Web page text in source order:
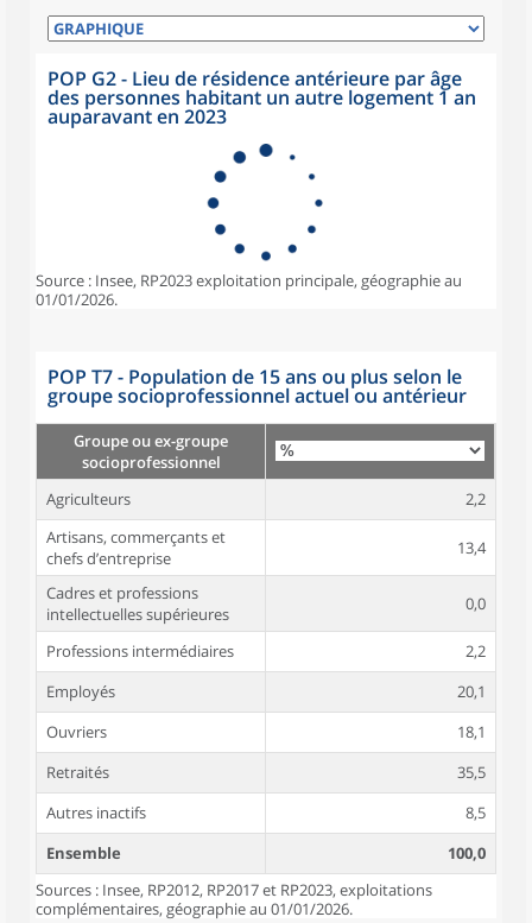
POP G2 - Lieu de résidence antérieure par âge
des personnes habitant un autre logement 1 an
auparavant en 2023
Source : Insee, RP2023 exploitation principale, géographie au
01/01/2026.
POP T7 - Population de 15 ans ou plus selon le
groupe socioprofessionnel actuel ou antérieur
Groupe ou ex-groupe
socioprofessionnel
Agriculteurs
2,2
Artisans, commerçants et
chefs d’entreprise
13,4
Cadres et professions
intellectuelles supérieures
0,0
Professions intermédiaires
2,2
Employés
20,1
Ouvriers
18,1
Retraités
35,5
Autres inactifs
8,5
Ensemble
100,0
Sources : Insee, RP2012, RP2017 et RP2023, exploitations
complémentaires, géographie au 01/01/2026.